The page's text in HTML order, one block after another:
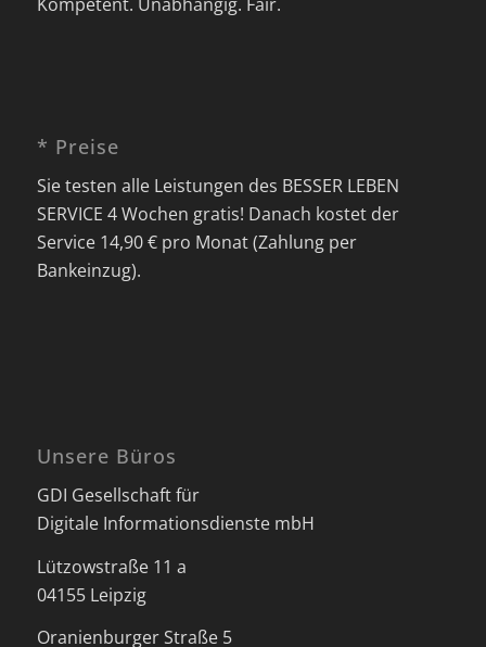
* Preise
Sie testen alle Leistungen des BESSER LEBEN
SERVICE 4 Wochen gratis! Danach kostet der
Service 14,90 € pro Monat (Zahlung per
Bankeinzug).
Unsere Büros
GDI Gesellschaft für
Digitale Informationsdienste mbH
Lützowstraße 11 a
04155 Leipzig
Oranienburger Straße 5